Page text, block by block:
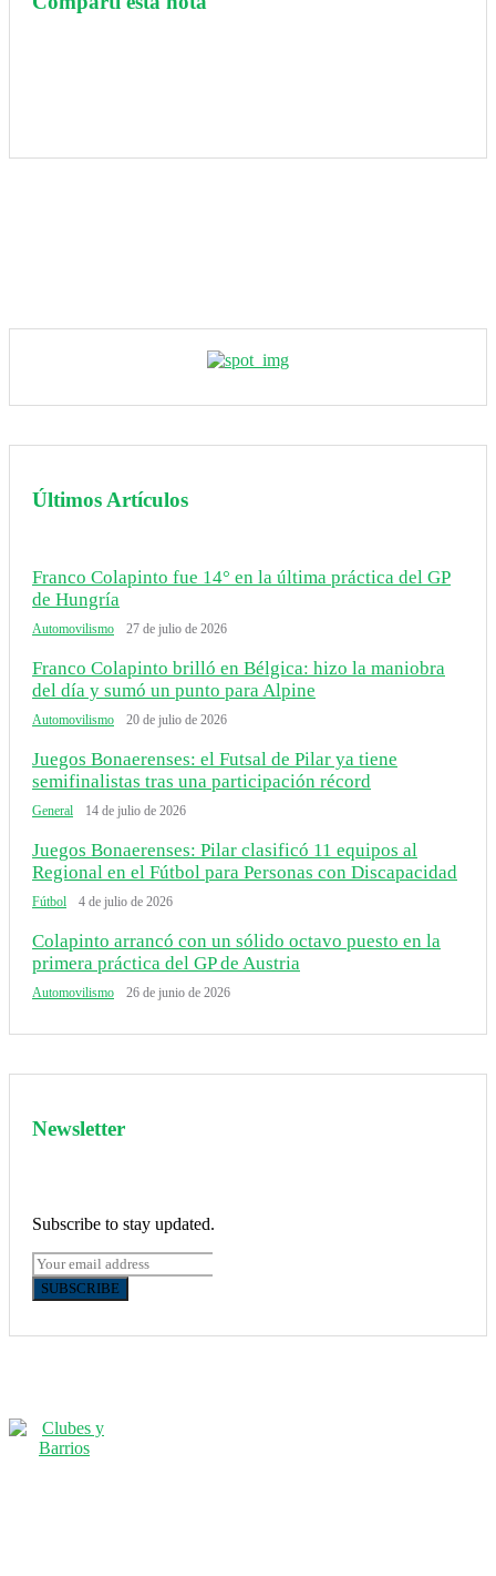
Últimos Artículos
Franco Colapinto fue 14° en la última práctica del GP
de Hungría
Automovilismo 27 de julio de 2026
Franco Colapinto brilló en Bélgica: hizo la maniobra
del día y sumó un punto para Alpine
Automovilismo 20 de julio de 2026
Juegos Bonaerenses: el Futsal de Pilar ya tiene
semifinalistas tras una participación récord
General 14 de julio de 2026
Juegos Bonaerenses: Pilar clasificó 11 equipos al
Regional en el Fútbol para Personas con Discapacidad
Fútbol 4 de julio de 2026
Colapinto arrancó con un sólido octavo puesto en la
primera práctica del GP de Austria
Automovilismo 26 de junio de 2026
Newsletter
Subscribe to stay updated.
SUBSCRIBE